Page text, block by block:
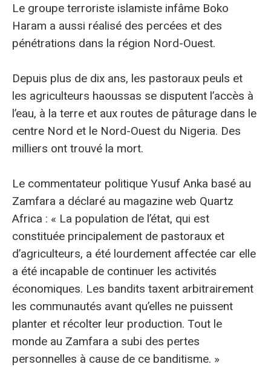
Le groupe terroriste islamiste infâme Boko
Haram a aussi réalisé des percées et des
pénétrations dans la région Nord-Ouest.
Depuis plus de dix ans, les pastoraux peuls et
les agriculteurs haoussas se disputent l’accès à
l’eau, à la terre et aux routes de pâturage dans le
centre Nord et le Nord-Ouest du Nigeria. Des
milliers ont trouvé la mort.
Le commentateur politique Yusuf Anka basé au
Zamfara a déclaré au magazine web Quartz
Africa : « La population de l’état, qui est
constituée principalement de pastoraux et
d’agriculteurs, a été lourdement affectée car elle
a été incapable de continuer les activités
économiques. Les bandits taxent arbitrairement
les communautés avant qu’elles ne puissent
planter et récolter leur production. Tout le
monde au Zamfara a subi des pertes
personnelles à cause de ce banditisme. »